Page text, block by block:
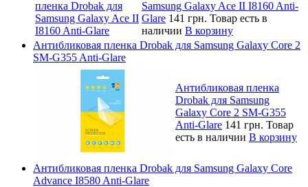
Samsung Galaxy Ace II I8160 Anti-
Glare 141 грн. Товар есть в
наличии В корзину
Антибликовая пленка Drobak для Samsung Galaxy Core 2
SM-G355 Anti-Glare
Антибликовая пленка
Drobak для Samsung
Galaxy Core 2 SM-G355
Anti-Glare 141 грн. Товар
есть в наличии В корзину
Антибликовая пленка Drobak для Samsung Galaxy Core
Advance I8580 Anti-Glare